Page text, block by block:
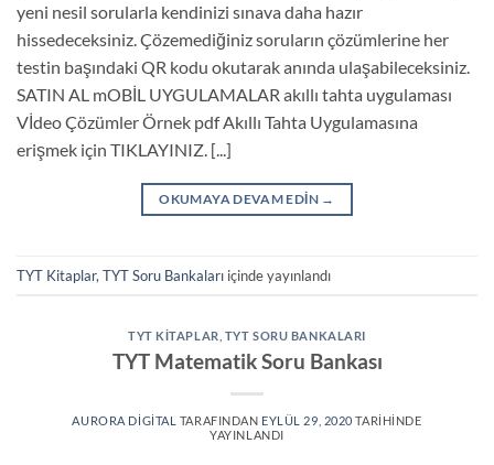
yeni nesil sorularla kendinizi sınava daha hazır
hissedeceksiniz. Çözemediğiniz soruların çözümlerine her
testin başındaki QR kodu okutarak anında ulaşabileceksiniz.
SATIN AL mOBİL UYGULAMALAR akıllı tahta uygulaması
Vİdeo Çözümler Örnek pdf Akıllı Tahta Uygulamasına
erişmek için TIKLAYINIZ. [...]
OKUMAYA DEVAM EDIN →
TYT Kitaplar, TYT Soru Bankaları içinde yayınlandı
TYT KITAPLAR TYT SORU BANKALARI
TYT Matematik Soru Bankası
AURORA DIGITAL TARAFINDAN EYLÜL 29, 2020 TARIHINDE
YAYINLANDI